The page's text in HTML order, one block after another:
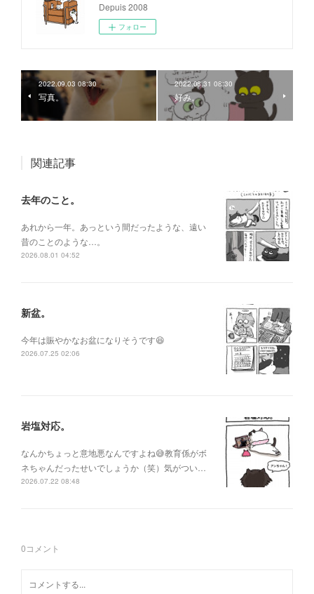
Depuis 2008
フォロー
2022.09.03 08:30
写真。
2022.08.31 08:30
好み。
関連記事
去年のこと。
あれから一年。あっという間だったような、遠い
昔のことのような…。
2026.08.01 04:52
新盆。
今年は賑やかなお盆になりそうです😆
2026.07.25 02:06
岩塩対応。
なんかちょっと意地悪なんですよね😅教育係がボ
ネちゃんだったせいでしょうか（笑）気がつい…
2026.07.22 08:48
0コメント